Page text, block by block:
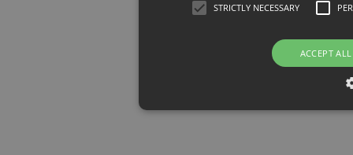
STRICTLY NECESSARY
ACCEPT ALL